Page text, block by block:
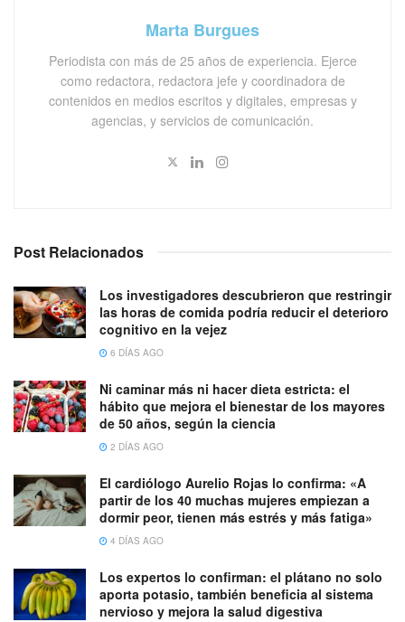
Marta Burgues
Periodista con más de 25 años de experiencia. Ejerce
como redactora, redactora jefe y coordinadora de
contenidos en medios escritos y digitales, empresas y
agencias, y servicios de comunicación.
Post Relacionados
Los investigadores descubrieron que restringir
las horas de comida podría reducir el deterioro
cognitivo en la vejez
6 DÍAS AGO
Ni caminar más ni hacer dieta estricta: el
hábito que mejora el bienestar de los mayores
de 50 años, según la ciencia
2 DÍAS AGO
El cardiólogo Aurelio Rojas lo confirma: «A
partir de los 40 muchas mujeres empiezan a
dormir peor, tienen más estrés y más fatiga»
4 DÍAS AGO
Los expertos lo confirman: el plátano no solo
aporta potasio, también beneficia al sistema
nervioso y mejora la salud digestiva